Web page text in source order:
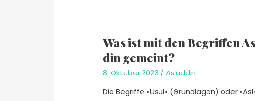
Was ist mit den Begriffen
din gemeint?
8. Oktober 2023 /Asluddin
Die Begriffe »Usul« (Grundlagen) oder